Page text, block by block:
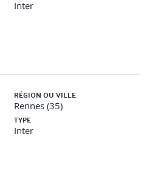
collectif.
Inter
RÉGION OU VILLE
Rennes (35)
TYPE
Inter